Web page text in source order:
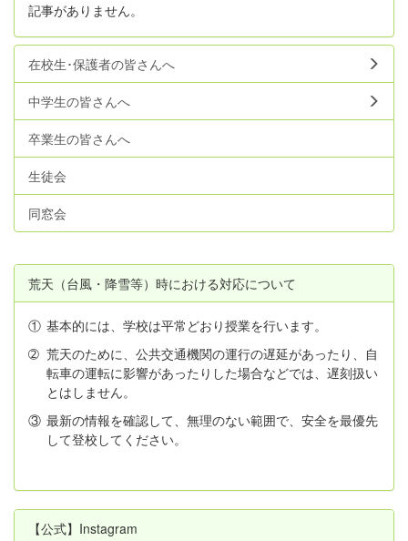
記事がありません。
在校生･保護者の皆さんへ
中学生の皆さんへ
卒業生の皆さんへ
生徒会
同窓会
荒天（台風・降雪等）時における対応について
① 基本的には、学校は平常どおり授業を行います。
➁ 荒天のために、公共交通機関の運行の遅延があったり、自
転車の運転に影響があったりした場合などでは、遅刻扱い
とはしません。
③ 最新の情報を確認して、無理のない範囲で、安全を最優先
して登校してください。
【公式】Instagram